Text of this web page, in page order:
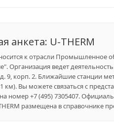
анкета: U-THERM
к отрасли Промышленное
Организация ведет
9, корп. 2. Ближайшие станции
км). Вы можете связаться с
номер +7 (495) 7305407.
размещена в справочнике